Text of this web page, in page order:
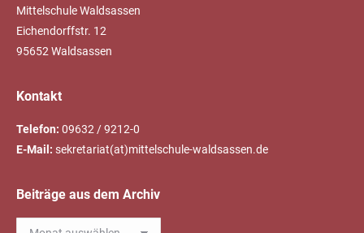
Mittelschule Waldsassen
Eichendorffstr. 12
95652 Waldsassen
Kontakt
Telefon: 09632 / 9212-0
E-Mail: sekretariat(at)mittelschule-waldsassen.de
Beiträge aus dem Archiv
Beiträge